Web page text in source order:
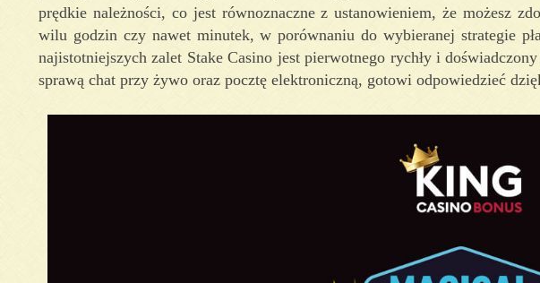
prędkie należności, co jest równoznaczne z ustanowieniem, że możesz
wilu godzin czy nawet minutek, w porównaniu do wybieranej strategie
najistotniejszych zalet Stake Casino jest pierwotnego rychły i
sprawą chat przy żywo oraz pocztę elektroniczną, gotowi odpowiedzieć